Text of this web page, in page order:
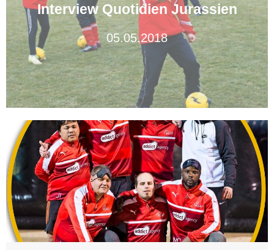
Interview Quotidien Jurassien
05.05.2018